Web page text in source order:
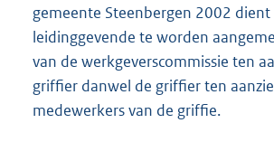
gemeente Steenbergen 2002 dient
leidinggevende te worden
van de werkgeverscommissie ten
griffier danwel de griffier ten
medewerkers van de griffie.